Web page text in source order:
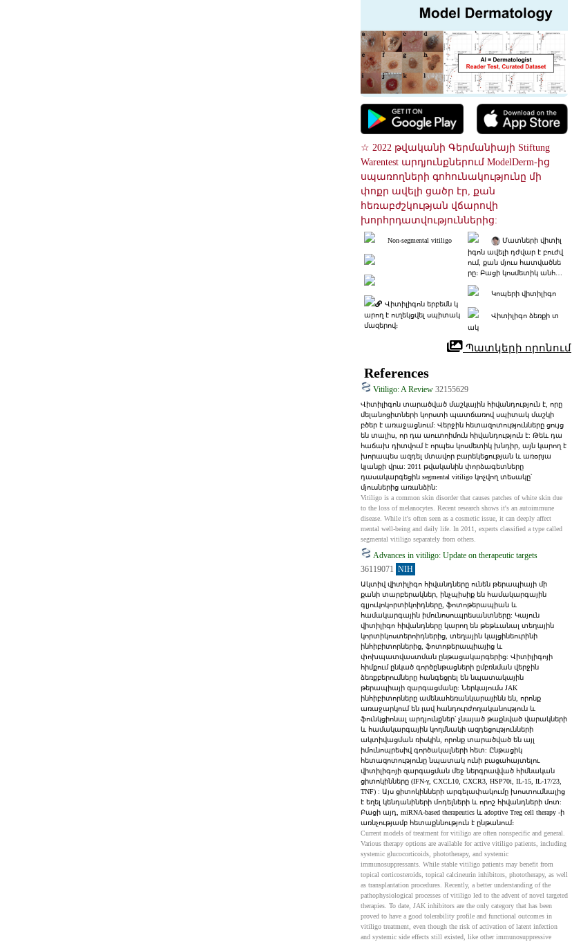
☆ 2022 թվականի Գերմանիայի Stiftung
Warentest արդյունքներում ModelDerm-ից
սպառողների գոհունակությունը մի
փոքր ավելի ցածր էր, քան
հեռաբժշկության վճարովի
խորհրդատվություններից:
Non-segmental vitiligo
Վիտիլիգոն երբեմն կ
արող է ուղեկցվել սպիտակ
մազերով։
Մատների վիտիլ
իգոն ավելի դժվար է բուժվ
ում, քան մյուս հատվածնե
րը։ Բացի կոսմետիկ անհր
ն նորմալ է և վարակիչ չէ:
ենաարդյունավետ բուժում
ը ֆոտոթերապիան կամ լ
մեր) շաբաթական 2-3 անգ
ամ առնվազն 1 տարի։ Եթե
նսական պատճառներով կ
ճառով, կարող եք փորձել ֆ
ոտոթերապիայի մեքենա,
որը հաստատված է տնայ
ին օգտագործման համար:
Կոպերի վիտիլիգո
Վիտիլիգո ձեռքի տ
ակ
Պատկերի որոնում
References
Vitiligo: A Review 32155629
Վիտիլիգոն տարածված մաշկային հիվանդություն է, որը
մելանոցիտների կորստի պատճառով սպիտակ մաշկի
բծեր է առաջացնում: Վերջին հետազոտությունները ցույց
են տալիս, որ դա աուտոիմուն հիվանդություն է: Թեև դա
հաճախ դիտվում է որպես կոսմետիկ խնդիր, այն կարող է
խորապես ազդել մտավոր բարեկեցության և առօրյա
կյանքի վրա: 2011 թվականին փորձագետները
դասակարգեցին segmental vitiligo կոչվող տեսակը՝
մյուսներից առանձին:
Vitiligo is a common skin disorder that causes patches of white skin due
to the loss of melanocytes. Recent research shows it's an autoimmune
disease. While it's often seen as a cosmetic issue, it can deeply affect
mental well-being and daily life. In 2011, experts classified a type called
segmental vitiligo separately from others.
Advances in vitiligo: Update on therapeutic targets
36119071 NIH
Ակտիվ վիտիլիգո հիվանդները ունեն թերապիայի մի
քանի տարբերակներ, ինչպիսիք են համակարգային
գլյուկոկորտիկոիդները, ֆոտոթերապիան և
համակարգային իմունոսուպրեսանտները: Կայուն
վիտիլիգո հիվանդները կարող են թեթևանալ տեղային
կորտիկոստերոիդներից, տեղային կալցինեուրինի
ինհիբիտորներից, ֆոտոթերապիայից և
փոխպատվաստման ընթացակարգերից: Վիտիլիգոյի
հիմքում ընկած գործընթացների ըմբռնման վերջին
ձեռքբերումները հանգեցրել են նպատակային
թերապիայի զարգացմանը: Ներկայումս JAK
ինհիբիտորները ամենահեռանկարայինն են, որոնք
առաջարկում են լավ հանդուրժողականություն և
ֆունկցիոնալ արդյունքներ՝ չնայած թաքնված վարակների
և համակարգային կողմնակի ազդեցությունների
ակտիվացման ռիսկին, որոնք տարածված են այլ
իմունոպրեսիվ գործակալների հետ: Ընթացիկ
հետազոտությունը նպատակ ունի բացահայտելու
վիտիլիգոյի զարգացման մեջ ներգրավված հիմնական
ցիտոկինները (IFN-γ, CXCL10, CXCR3, HSP70i, IL-15, IL-17/23,
TNF) : Այս ցիտոկինների արգելափակումը խոստումնալից
է եղել կենդանիների մոդելների և որոշ հիվանդների մոտ:
Բացի այդ, miRNA-based therapeutics և adoptive Treg cell therapy -ի
առնչությամբ հետաքննություն է ընթանում։
Current models of treatment for vitiligo are often nonspecific and general.
Various therapy options are available for active vitiligo patients, including
systemic glucocorticoids, phototherapy, and systemic
immunosuppressants. While stable vitiligo patients may benefit from
topical corticosteroids, topical calcineurin inhibitors, phototherapy, as well
as transplantation procedures. Recently, a better understanding of the
pathophysiological processes of vitiligo led to the advent of novel targeted
therapies. To date, JAK inhibitors are the only category that has been
proved to have a good tolerability profile and functional outcomes in
vitiligo treatment, even though the risk of activation of latent infection
and systemic side effects still existed, like other immunosuppressive